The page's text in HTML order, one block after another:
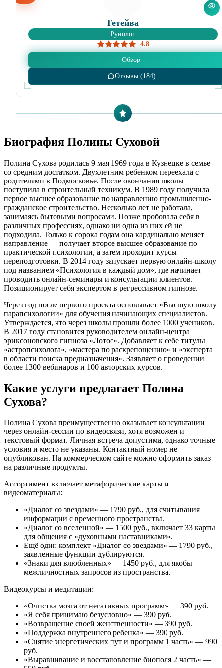
Гетейва
Рунолог
4.8
Обзор
Отзывы (184)
Биография Полины Суховой
Полина Сухова родилась 9 мая 1969 года в Кузнецке в семье
со средним достатком. Двухлетним ребенком переехала с
родителями в Подмосковье. После окончания школы
поступила в строительный техникум. В 1989 году получила
первое высшее образование по направлению промышленно-
гражданское строительство. Несколько лет не работала,
занимаясь бытовыми вопросами. Позже пробовала себя в
различных профессиях, однако ни одна из них ей не
подходила. Только к сорока годам она кардинально меняет
направление — получает второе высшее образование по
практической психологии, а затем проходит курсы
переподготовки. В 2014 году запускает первую онлайн-школу
под названием «Психология в каждый дом», где начинает
проводить онлайн-семинары и консультации клиентов.
Позиционирует себя экспертом в регрессивном гипнозе.
Через год после первого проекта основывает «Высшую школу
парапсихологии» для обучения начинающих специалистов.
Утверждается, что через школы прошли более 1000 учеников.
В 2017 году становится руководителем онлайн-центра
эриксоновского гипноза «Лотос». Добавляет к себе титулы
«астропсихолога», «мастера по раскрепощению» и «эксперта
в области поиска предназначения». Заявляет о проведении
более 1300 вебинаров и 100 авторских курсов.
Какие услуги предлагает Полина
Сухова?
Полина Сухова преимущественно оказывает консультации
через онлайн-сессии по видеосвязи, хотя возможен и
текстовый формат. Личная встреча допустима, однако точные
условия и место не указаны. Контактный номер не
опубликован. На коммерческом сайте можно оформить заказ
на различные продукты.
Ассортимент включает метафорические карты и
видеоматериалы:
«Диалог со звездами» — 1790 руб., для считывания
информации с временного пространства.
«Диалог со вселенной» — 1500 руб., включает 33 карты
для общения с «духовными наставниками».
Ещё один комплект «Диалог со звездами» — 1790 руб.,
заявленные функции дублируются.
«Знаки для влюбленных» — 1450 руб., для якобы
межличностных запросов из пространства.
Видеокурсы и медитации:
«Очистка мозга от негативных программ» — 390 руб.
«Я себя принимаю безусловно» — 390 руб.
«Возвращение своей женственности» — 390 руб.
«Поддержка внутреннего ребенка» — 390 руб.
«Снятие энергетических пут и программ 1 часть» — 990
руб.
«Выравнивание и восстановление биополя 2 часть» —